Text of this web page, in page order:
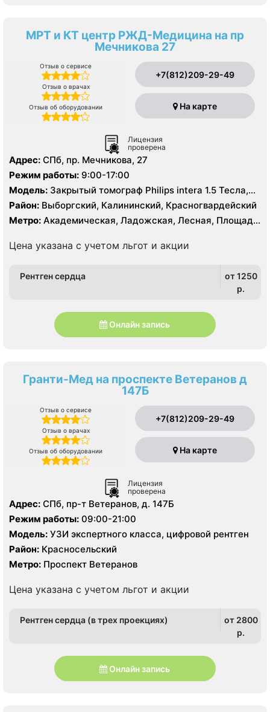
МРТ и КТ центр РЖД-Медицина на пр
Мечникова 27
Отзыв о сервисе
Отзыв о врачах
Отзыв об оборудовании
+7(812)209-29-49
На карте
Лицензия
проверена
Адрес: СПб, пр. Мечникова, 27
Режим работы: 9:00-17:00
Модель: Закрытый томограф Philips intera 1.5 Тесла,
КТ Siemens Somatom Emotion 16 срезов
Район: Выборгский, Калининский, Красногвардейский
Метро: Академическая, Ладожская, Лесная, Площадь
Цена указана с учетом льгот и акции
Рентген сердца
от 1250
p.
Онлайн запись
Гранти-Мед на проспекте Ветеранов д
147Б
Отзыв о сервисе
Отзыв о врачах
Отзыв об оборудовании
+7(812)209-29-49
На карте
Лицензия
проверена
Адрес: СПб, пр-т Ветеранов, д. 147Б
Режим работы: 09:00-21:00
Модель: УЗИ экспертного класса, цифровой рентген
Район: Красносельский
Метро: Проспект Ветеранов
Цена указана с учетом льгот и акции
Рентген сердца (в трех проекциях)
от 2800
p.
Онлайн запись